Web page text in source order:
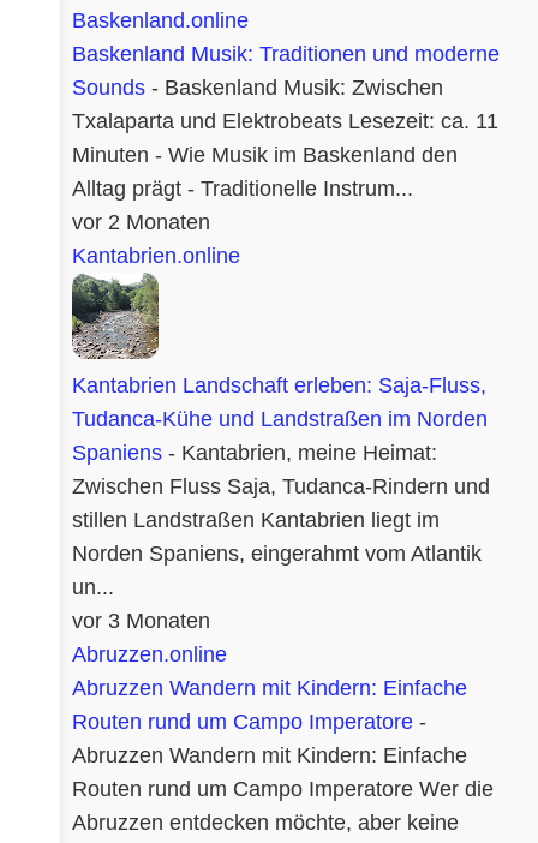
Baskenland.online
Baskenland Musik: Traditionen und moderne
Sounds - Baskenland Musik: Zwischen
Txalaparta und Elektrobeats Lesezeit: ca. 11
Minuten - Wie Musik im Baskenland den
Alltag prägt - Traditionelle Instrum...
vor 2 Monaten
Kantabrien.online
Kantabrien Landschaft erleben: Saja-Fluss,
Tudanca-Kühe und Landstraßen im Norden
Spaniens - Kantabrien, meine Heimat:
Zwischen Fluss Saja, Tudanca-Rindern und
stillen Landstraßen Kantabrien liegt im
Norden Spaniens, eingerahmt vom Atlantik
un...
vor 3 Monaten
Abruzzen.online
Abruzzen Wandern mit Kindern: Einfache
Routen rund um Campo Imperatore -
Abruzzen Wandern mit Kindern: Einfache
Routen rund um Campo Imperatore Wer die
Abruzzen entdecken möchte, aber keine